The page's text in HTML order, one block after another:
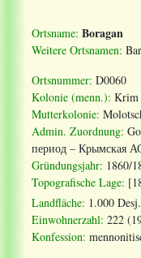
Ortsname: Boragan
Weitere Ortsnamen:
Ortsnummer: D0060
Kolonie (menn.): Krim
Mutterkolonie:
Admin. Zuordnung:
период – Крымская
Gründungsjahr: 1860/
Topografische Lage:
Landfläche: 1.000 Desj.
Einwohnerzahl: 222
Konfession: